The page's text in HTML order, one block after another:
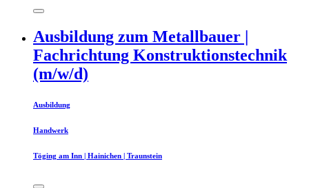
Ausbildung zum Metallbauer |
Fachrichtung Konstruktionstechnik
(m/w/d)
Ausbildung
Handwerk
Töging am Inn | Hainichen | Traunstein